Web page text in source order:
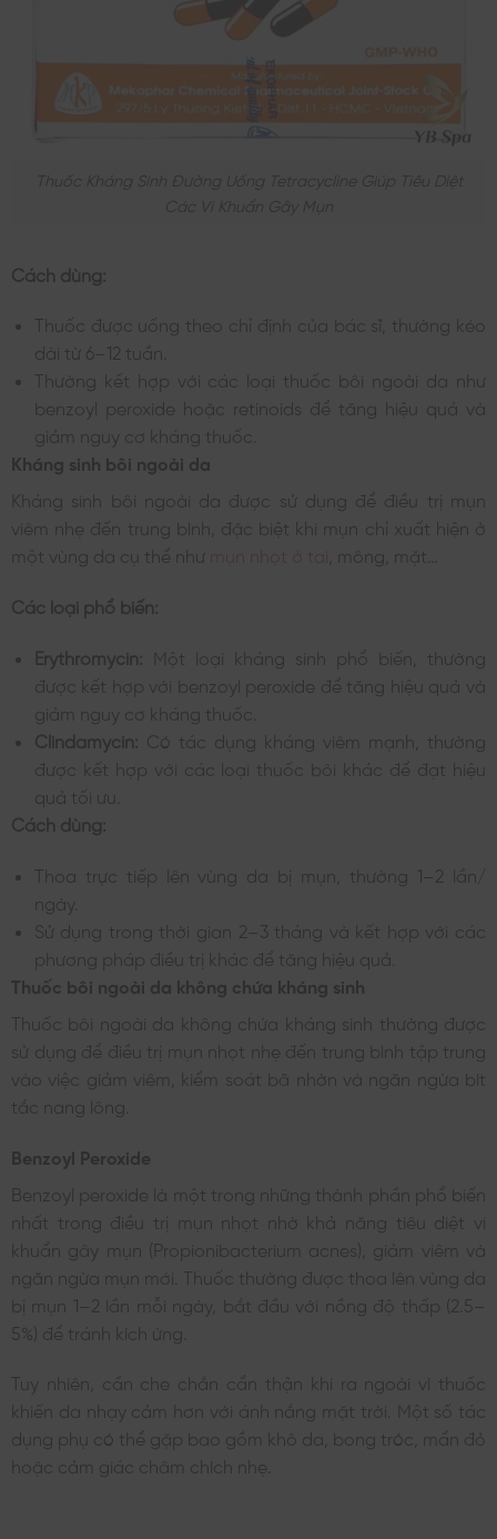
Thuốc Kháng Sinh Đường Uống Tetracycline Giúp Tiêu Diệt
Các Vi Khuẩn Gây Mụn
Cách dùng:
Thuốc được uống theo chỉ định của bác sĩ, thường kéo
dài từ 6–12 tuần.
Thường kết hợp với các loại thuốc bôi ngoài da như
benzoyl peroxide hoặc retinoids để tăng hiệu quả và
giảm nguy cơ kháng thuốc.
Kháng sinh bôi ngoài da
Kháng sinh bôi ngoài da được sử dụng để điều trị mụn
viêm nhẹ đến trung bình, đặc biệt khi mụn chỉ xuất hiện ở
một vùng da cụ thể như
, mông, mặt…
Các loại phổ biến:
Erythromycin: Một loại kháng sinh phổ biến, thường
được kết hợp với benzoyl peroxide để tăng hiệu quả và
giảm nguy cơ kháng thuốc.
Clindamycin: Có tác dụng kháng viêm mạnh, thường
được kết hợp với các loại thuốc bôi khác để đạt hiệu
quả tối ưu.
Cách dùng:
Thoa trực tiếp lên vùng da bị mụn, thường 1–2 lần/
ngày.
Sử dụng trong thời gian 2–3 tháng và kết hợp với các
phương pháp điều trị khác để tăng hiệu quả.
Thuốc bôi ngoài da không chứa kháng sinh
Thuốc bôi ngoài da không chứa kháng sinh thường được
sử dụng để điều trị mụn nhọt nhẹ đến trung bình tập trung
vào việc giảm viêm, kiểm soát bã nhờn và ngăn ngừa bít
tắc nang lông.
Benzoyl Peroxide
Benzoyl peroxide là một trong những thành phần phổ biến
nhất trong điều trị mụn nhọt nhờ khả năng tiêu diệt vi
khuẩn gây mụn (Propionibacterium acnes), giảm viêm và
ngăn ngừa mụn mới. Thuốc thường được thoa lên vùng da
bị mụn 1–2 lần mỗi ngày, bắt đầu với nồng độ thấp (2.5–
5%) để tránh kích ứng.
Tuy nhiên, cần che chắn cẩn thận khi ra ngoài vì thuốc
khiến da nhạy cảm hơn với ánh nắng mặt trời. Một số tác
dụng phụ có thể gặp bao gồm khô da, bong tróc, mẩn đỏ
hoặc cảm giác châm chích nhẹ.